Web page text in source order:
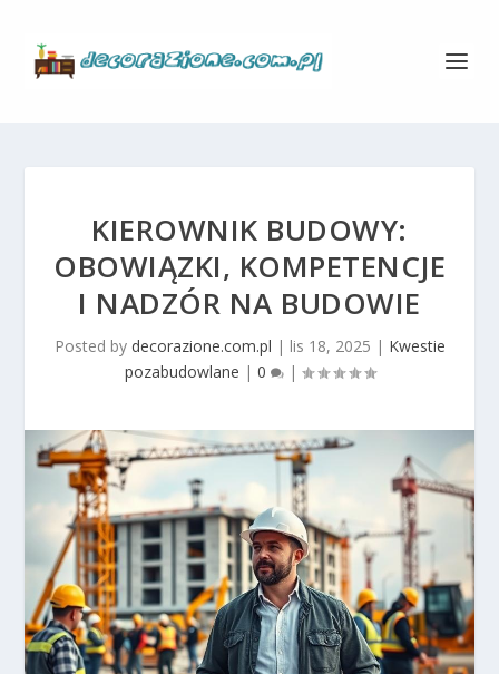
KIEROWNIK BUDOWY:
OBOWIĄZKI, KOMPETENCJE
I NADZÓR NA BUDOWIE
Posted by decorazione.com.pl | lis 18, 2025 | Kwestie
pozabudowlane | 0 |